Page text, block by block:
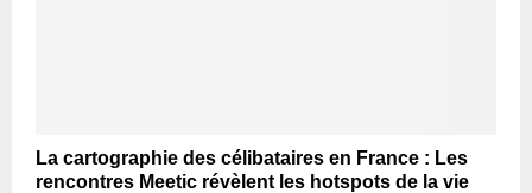
La cartographie des célibataires en France : Les
rencontres Meetic révèlent les hotspots de la vie